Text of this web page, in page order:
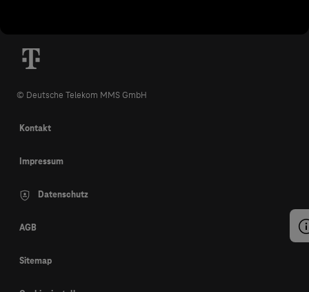
© Deutsche Telekom MMS GmbH
Kontakt
Impressum
Datenschutz
AGB
Sitemap